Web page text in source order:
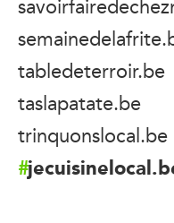
tabledeterroir.be
taslapatate.be
trinquonslocal.be